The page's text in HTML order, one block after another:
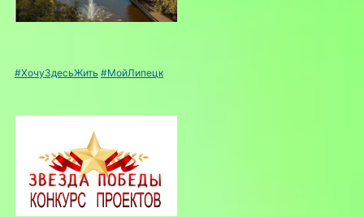
#ХочуЗдесьЖить #МойЛипецк